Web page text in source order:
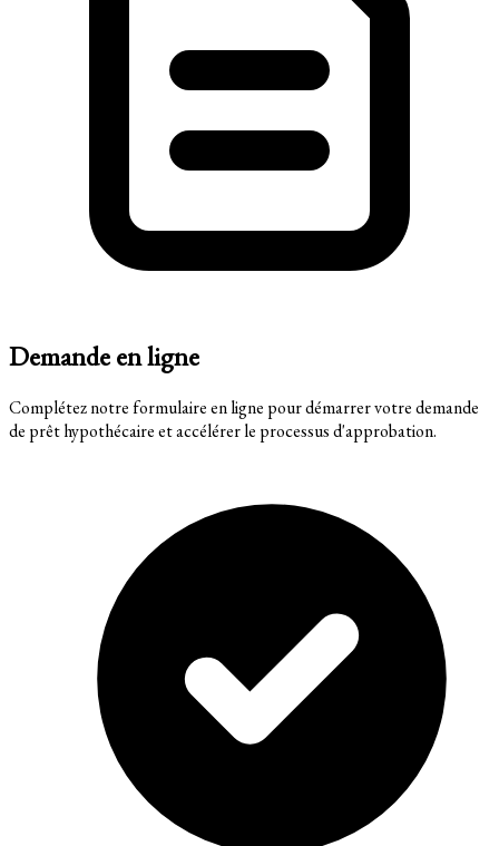
Demande en ligne
Complétez notre formulaire en ligne pour démarrer votre demande
de prêt hypothécaire et accélérer le processus d'approbation.